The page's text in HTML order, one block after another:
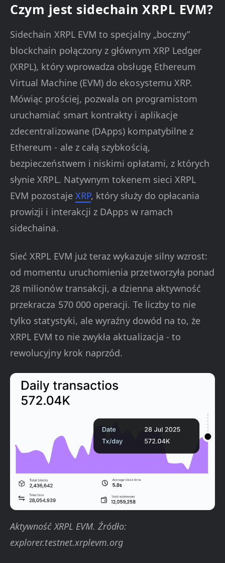
Czym jest sidechain XRPL EVM?
Sidechain XRPL EVM to specjalny „boczny”
blockchain połączony z głównym XRP Ledger
(XRPL), który wprowadza obsługę Ethereum
Virtual Machine (EVM) do ekosystemu XRP.
Mówiąc prościej, pozwala on programistom
uruchamiać smart kontrakty i aplikacje
zdecentralizowane (DApps) kompatybilne z
Ethereum - ale z całą szybkością,
bezpieczeństwem i niskimi opłatami, z których
słynie XRPL. Natywnym tokenem sieci XRPL
EVM pozostaje XRP, który służy do opłacania
prowizji i interakcji z DApps w ramach
sidechaina.
Sieć XRPL EVM już teraz wykazuje silny wzrost:
od momentu uruchomienia przetworzyła ponad
28 milionów transakcji, a dzienna aktywność
przekracza 570 000 operacji. Te liczby to nie
tylko statystyki, ale wyraźny dowód na to, że
XRPL EVM to nie zwykła aktualizacja - to
rewolucyjny krok naprzód.
Aktywność XRPL EVM. Źródło:
explorer.testnet.xrplevm.org